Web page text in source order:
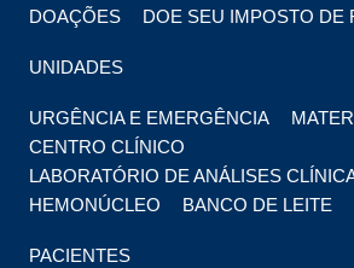
DOAÇÕES DOE SEU IMPOSTO DE
UNIDADES
URGÊNCIA E EMERGÊNCIA
CENTRO CLÍNICO
LABORATÓRIO DE ANÁLISES
HEMONÚCLEO
BANCO DE LEITE
PACIENTES